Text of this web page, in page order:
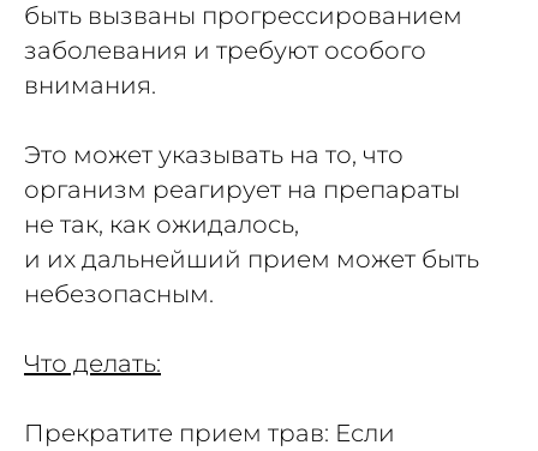
быть вызваны прогрессированием
заболевания и требуют особого
внимания.
Это может указывать на то, что
организм реагирует на препараты
не так, как ожидалось,
и их дальнейший прием может быть
небезопасным.
Что делать:
Прекратите прием трав: Если